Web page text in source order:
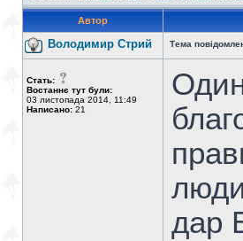
Автор
Володимир Стрий Тема
Стать:
Востаннє тут були:
03 листопада 2014, 11:49
Написано: 21
дар